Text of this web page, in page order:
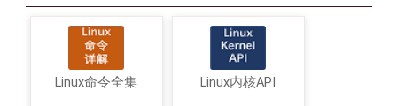
Linux命令全集 Linux内核API